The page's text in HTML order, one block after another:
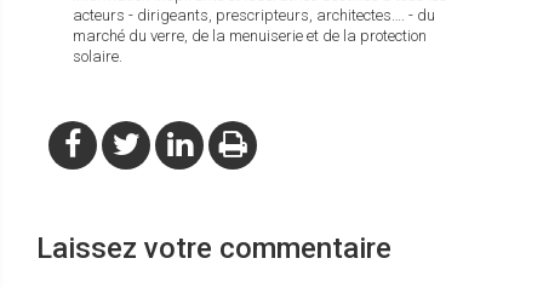
acteurs - dirigeants, prescripteurs, architectes…. - du
marché du verre, de la menuiserie et de la protection
solaire.
Laissez votre commentaire